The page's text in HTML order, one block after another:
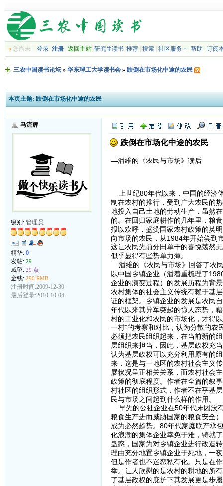
»您尚未 登录 注册| 返回主站| 研究生读书| 推荐| 搜索| 社区服务 帮助 订阅
三农中国读书论坛» 华东理工大学读书会» 跌倒在市场化中途的农民
本页主题: 跌倒在市场化中途的农民
马流辉
级别: 管理员
精华: 0
发帖: 29
威望: 29 点
金钱: 290 RMB
注册时间:2009-12-30
最后登录:2010-10-04
跌倒在市场化中途的农民
—潘维的《农民与市场》读后
上世纪80年代以来，中国的经济
制在农村的推行，受到广大农民的
地投入自己土地的劳动生产，虽然
的。在回归家庭耕作的几年里，粮
报以欢呼，盛赞国家农村政策的英
向市场的农民，从1984年开始尝到
这让农民先前分田单干的喜悦荡然
似乎显得有些势单力薄。
潘维的《农民与市场》回答了农
以中国乡镇企业（潘着重梳理了
企业的演变过程）的发展历程为背
农村集体的社会主义传统有赖于基
证的框架。乡镇企业的发展是农民
年代以来其异军突起的惊人态势，
村的工业化和农民的市场化，才得
一村”的考察和对比，认为分散的农
必须把农民组织起来，在当前新的
层组织来担当，因此，基层政权充
认为基层政权可以充分利用原有的
来，这是与一地区的农村社会主义
展状况呈正相关关系，而农村社会
政策的彻底程度。作者在全篇的叙
村社区的组织形式，作者不在乎基
民与市场之间起到什么样的作用。
早先的公社企业在50年代末因没
粮食生产进而威胁国家的粮食安全
成为必然趋势。80年代家庭联产承
化浪潮的集体企业幸免于难，铸就
蛊惑，国家为对乡镇企业进行改造
理由充分地置乡镇企业于死地，一
但是作者也不迷恋私有化。只是在
举。让人欣慰的是农村的耕地的所
了基层政权的庇护下其发展更是步